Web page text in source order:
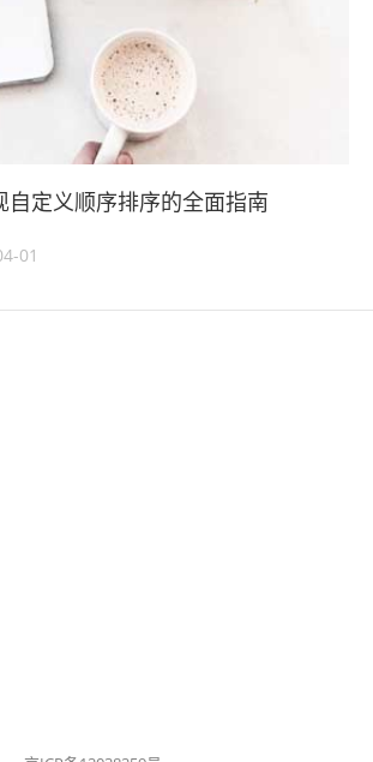
自定义顺序排序的全面指南
01